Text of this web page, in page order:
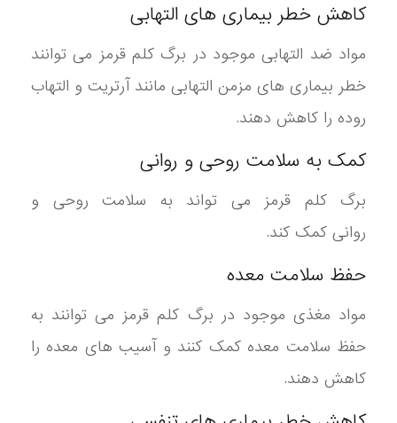
کاهش خطر بیماری های التهابی
مواد ضد التهابی موجود در برگ کلم قرمز می توانند
خطر بیماری های مزمن التهابی مانند آرتریت و التهاب
روده را کاهش دهند.
کمک به سلامت روحی و روانی
برگ کلم قرمز می تواند به سلامت روحی و
روانی کمک کند.
حفظ سلامت معده
مواد مغذی موجود در برگ کلم قرمز می توانند به
حفظ سلامت معده کمک کنند و آسیب های معده را
کاهش دهند.